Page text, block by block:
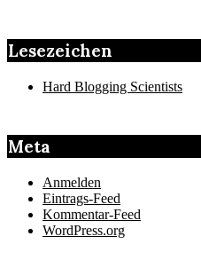
Lesezeichen
Hard Blogging Scientists
Meta
Anmelden
Eintrags-Feed
Kommentar-Feed
WordPress.org